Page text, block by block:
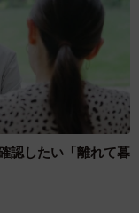
認したい「離れて暮